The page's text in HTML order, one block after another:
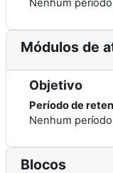
Nenhum
Módulos de
Objetivo
Período de
Nenhum
Blocos